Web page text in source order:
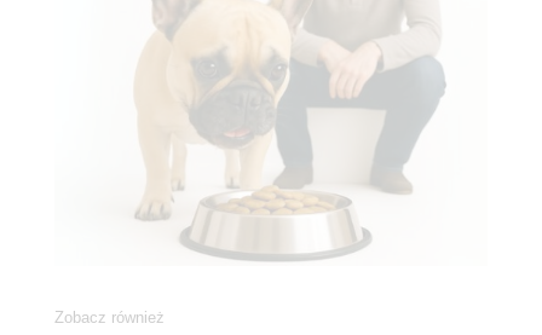
Zobacz również